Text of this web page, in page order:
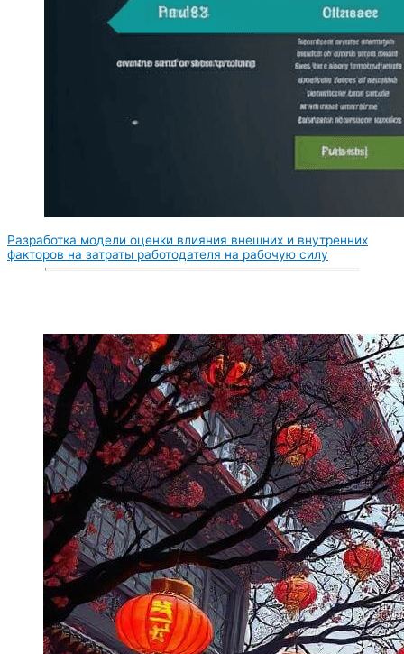
Разработка модели оценки влияния внешних и внутренних
факторов на затраты работодателя на рабочую силу